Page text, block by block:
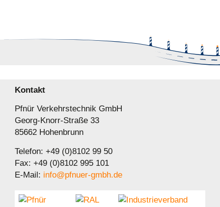
Kontakt
Pfnür Verkehrstechnik GmbH
Georg-Knorr-Straße 33
85662 Hohenbrunn
Telefon: +49 (0)8102 99 50
Fax: +49 (0)8102 995 101
E-Mail: info@pfnuer-gmbh.de